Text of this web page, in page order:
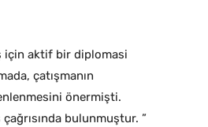
için aktif bir diplomasi
çatışmanın
önermişti.
bulunmuştur. ”